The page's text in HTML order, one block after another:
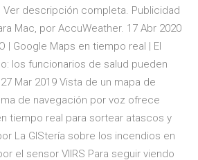
Ver descripción completa. Publicidad
Mac‚ por AccuWeather. 17 Abr 2020
| Google Maps en tiempo real | El
los funcionarios de salud pueden
Mar 2019 Vista de un mapa de
de navegación por voz ofrece
tiempo real para sortear atascos y
La GIStería sobre los incendios en
el sensor VIIRS Para seguir viendo